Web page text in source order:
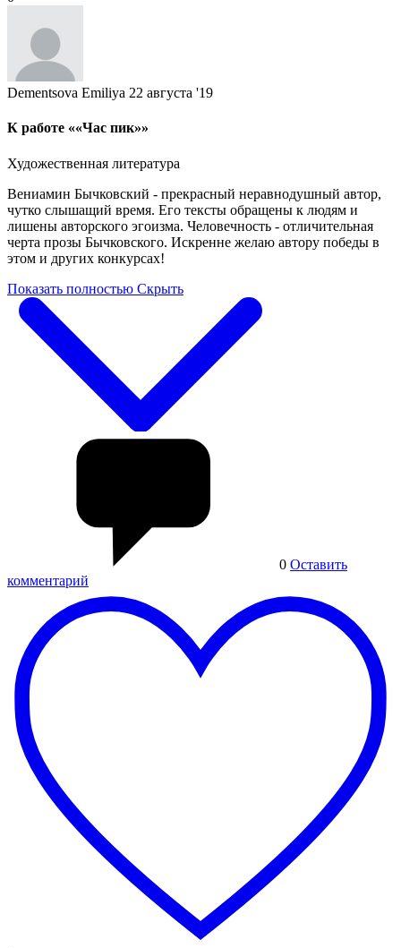
Dementsova Emiliya 22 августа '19
К работе ««Час пик»»
Художественная литература
Вениамин Бычковский - прекрасный неравнодушный автор,
чутко слышащий время. Его тексты обращены к людям и
лишены авторского эгоизма. Человечность - отличительная
черта прозы Бычковского. Искренне желаю автору победы в
этом и других конкурсах!
Показать полностью Скрыть
0 Оставить
комментарий